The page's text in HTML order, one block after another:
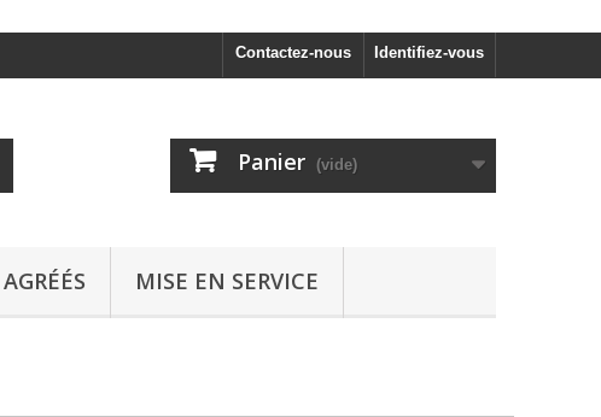
Identifiez-vous
Contactez-nous
Panier (vide)
MISE EN SERVICE